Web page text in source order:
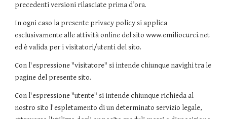
precedenti versioni rilasciate prima d’ora.
In ogni caso la presente privacy policy si applica
esclusivamente alle attività online del sito www.emiliocurci.net
ed è valida per i visitatori/utenti del sito.
Con l'espressione "visitatore" si intende chiunque navighi tra le
pagine del presente sito.
Con l'espressione "utente" si intende chiunque richieda al
nostro sito l'espletamento di un determinato servizio legale,